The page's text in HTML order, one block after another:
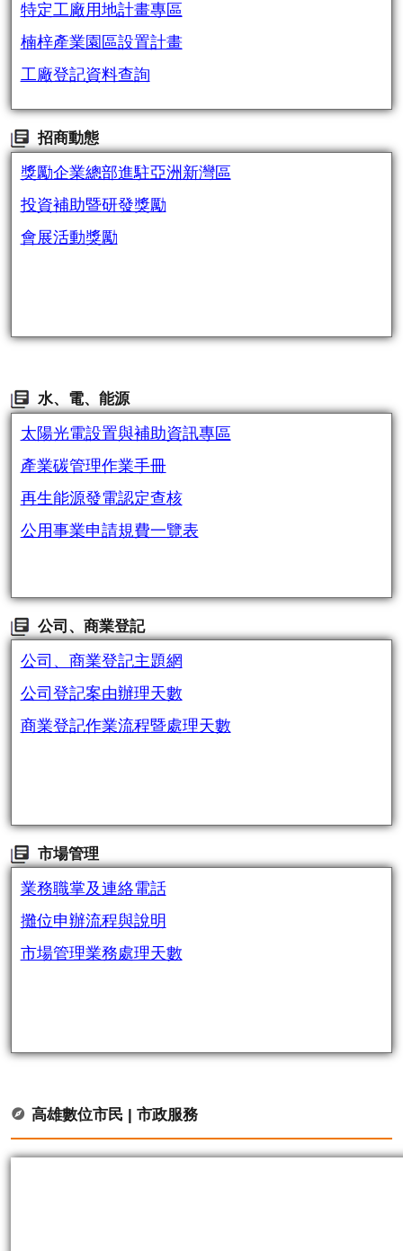
特定工廠用地計畫專區
楠梓產業園區設置計畫
工廠登記資料查詢
招商動態
獎勵企業總部進駐亞洲新灣區
投資補助暨研發獎勵
會展活動獎勵
水、電、能源
太陽光電設置與補助資訊專區
產業碳管理作業手冊
再生能源發電認定查核
公用事業申請規費一覽表
公司、商業登記
公司、商業登記主題網
公司登記案由辦理天數
商業登記作業流程暨處理天數
市場管理
業務職掌及連絡電話
攤位申辦流程與說明
市場管理業務處理天數
高雄數位市民 | 市政服務